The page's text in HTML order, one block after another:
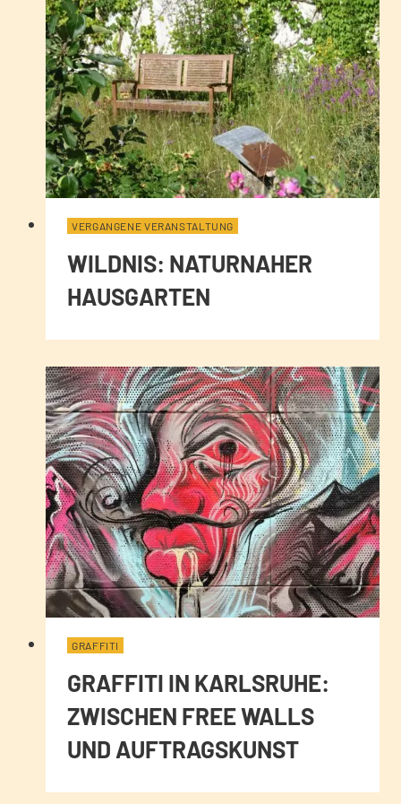
VERGANGENE VERANSTALTUNG
WILDNIS: NATURNAHER
HAUSGARTEN
GRAFFITI
GRAFFITI IN KARLSRUHE:
ZWISCHEN FREE WALLS
UND AUFTRAGSKUNST